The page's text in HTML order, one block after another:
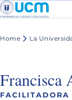
Home La
Francisca
FACILITADORA